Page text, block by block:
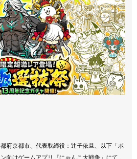
府京都市、代表取締役：辻子依旦、以下「ポ
向けゲームアプリ『にゃんこ大戦争』にて、